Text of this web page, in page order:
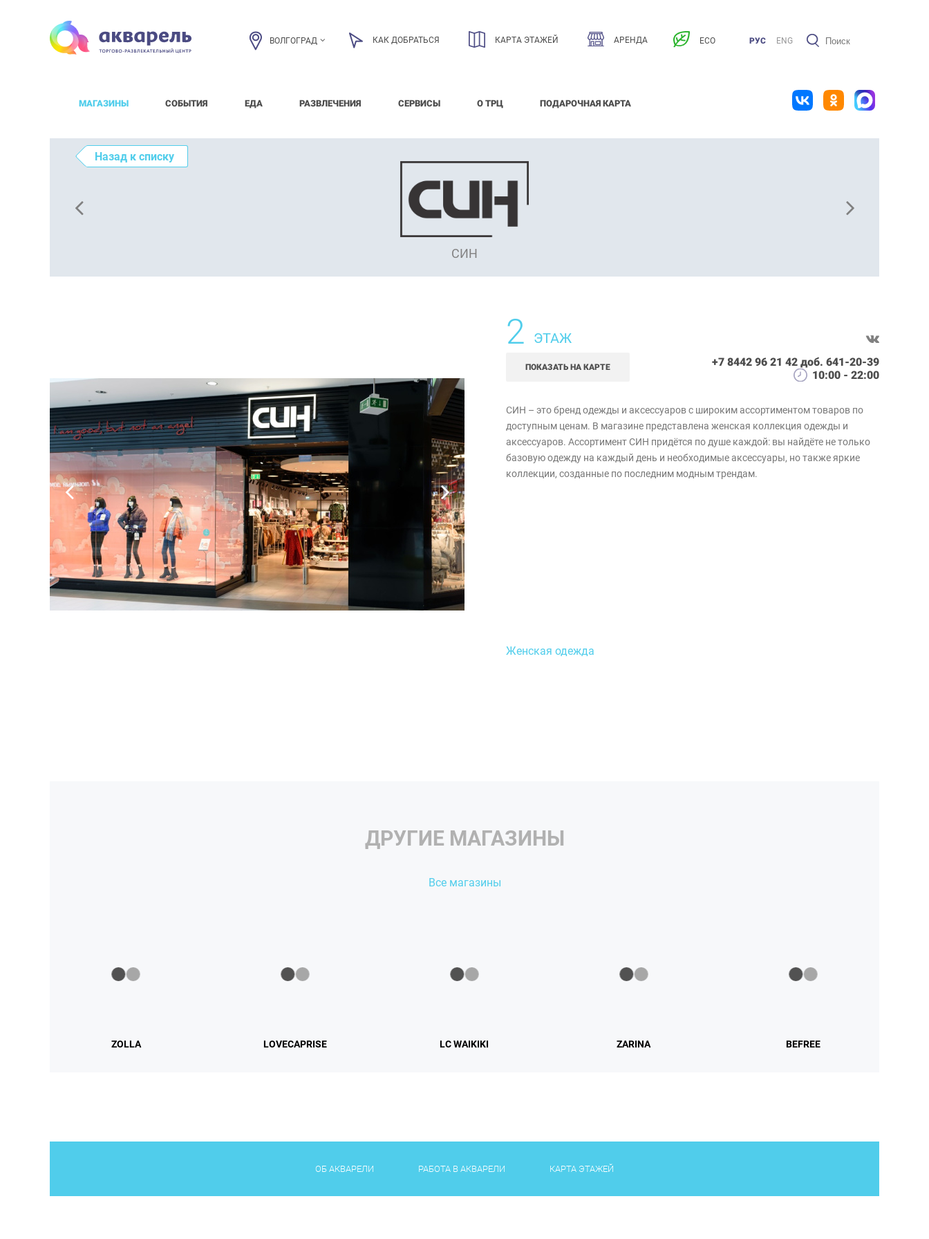
ВОЛГОГРАД КАК ДОБРАТЬСЯ КАРТА ЭТАЖЕЙ АРЕНДА ECO РУС ENG
МАГАЗИНЫ СОБЫТИЯ ЕДА РАЗВЛЕЧЕНИЯ СЕРВИСЫ О ТРЦ ПОДАРОЧНАЯ КАРТА
Назад к списку
СИН
2 ЭТАЖ
ПОКАЗАТЬ НА КАРТЕ
+7 8442 96 21 42 доб. 641-20-39
10:00 - 22:00
СИН – это бренд одежды и аксессуаров с широким ассортиментом товаров по
доступным ценам. В магазине представлена женская коллекция одежды и
аксессуаров. Ассортимент СИН придётся по душе каждой: вы найдёте не только
базовую одежду на каждый день и необходимые аксессуары, но также яркие
коллекции, созданные по последним модным трендам.
Женская одежда
ДРУГИЕ МАГАЗИНЫ
Все магазины
ZOLLA LOVECAPRISE LC WAIKIKI ZARINA BEFREE
ОБ АКВАРЕЛИ РАБОТА В АКВАРЕЛИ КАРТА ЭТАЖЕЙ